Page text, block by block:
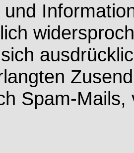
Spam-Mails,